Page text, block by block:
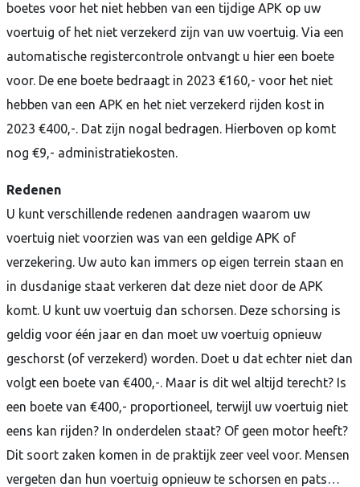
boetes voor het niet hebben van een tijdige APK op uw
voertuig of het niet verzekerd zijn van uw voertuig. Via een
automatische registercontrole ontvangt u hier een boete
voor. De ene boete bedraagt in 2023 €160,- voor het niet
hebben van een APK en het niet verzekerd rijden kost in
2023 €400,-. Dat zijn nogal bedragen. Hierboven op komt
nog €9,- administratiekosten.
Redenen
U kunt verschillende redenen aandragen waarom uw
voertuig niet voorzien was van een geldige APK of
verzekering. Uw auto kan immers op eigen terrein staan en
in dusdanige staat verkeren dat deze niet door de APK
komt. U kunt uw voertuig dan schorsen. Deze schorsing is
geldig voor één jaar en dan moet uw voertuig opnieuw
geschorst (of verzekerd) worden. Doet u dat echter niet dan
volgt een boete van €400,-. Maar is dit wel altijd terecht? Is
een boete van €400,- proportioneel, terwijl uw voertuig niet
eens kan rijden? In onderdelen staat? Of geen motor heeft?
Dit soort zaken komen in de praktijk zeer veel voor. Mensen
vergeten dan hun voertuig opnieuw te schorsen en pats…
Contact